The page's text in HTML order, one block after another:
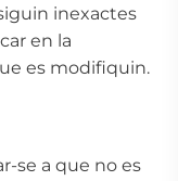
inexactes
en la
es modifiquin.
se a que no es